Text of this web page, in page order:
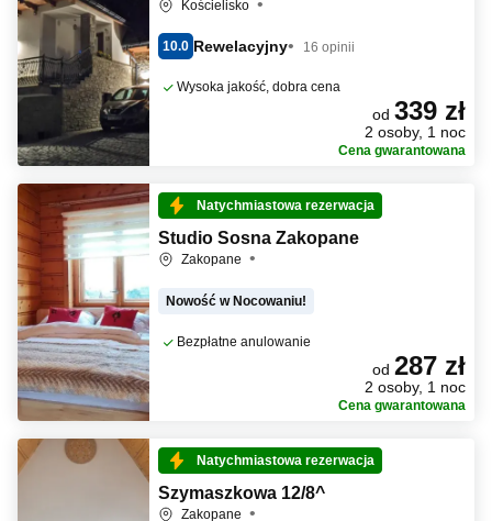
Kościelisko
10.0 Rewelacyjny 16 opinii
Wysoka jakość, dobra cena
od 339 zł
2 osoby, 1 noc
Cena gwarantowana
Natychmiastowa rezerwacja
Studio Sosna Zakopane
Zakopane
Nowość w Nocowaniu!
Bezpłatne anulowanie
od 287 zł
2 osoby, 1 noc
Cena gwarantowana
Natychmiastowa rezerwacja
Szymaszkowa 12/8^
Zakopane